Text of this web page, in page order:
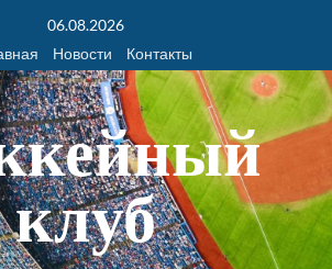
06.08.2026
Новости Контакты
клуб